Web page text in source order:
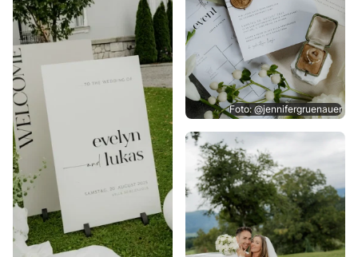
Foto: @jennifergruenauer